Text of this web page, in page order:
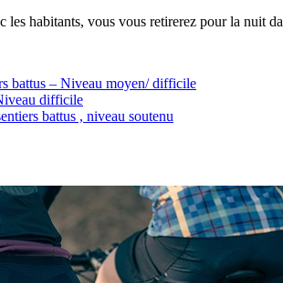
les habitants, vous vous retirerez pour la nuit
battus – Niveau moyen/ difficile
difficile
battus , niveau soutenu